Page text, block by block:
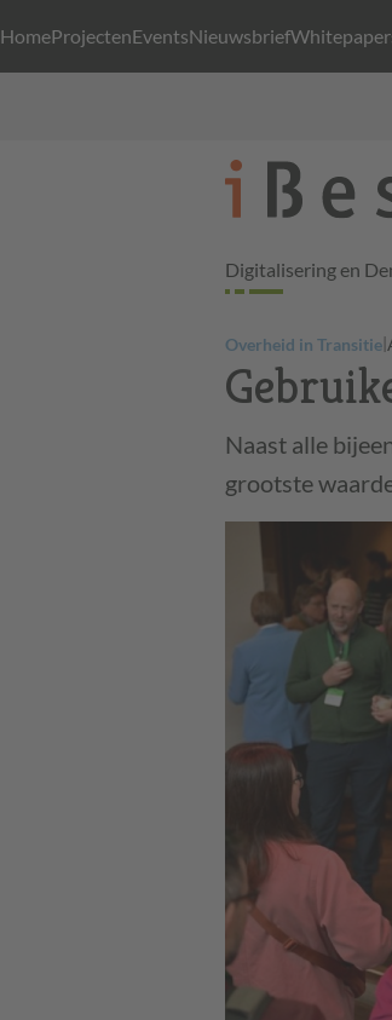
HomeProjectenEventsNieuwsbrief
Digitalisering en
Overheid in Transitie|
Naast alle
grootste